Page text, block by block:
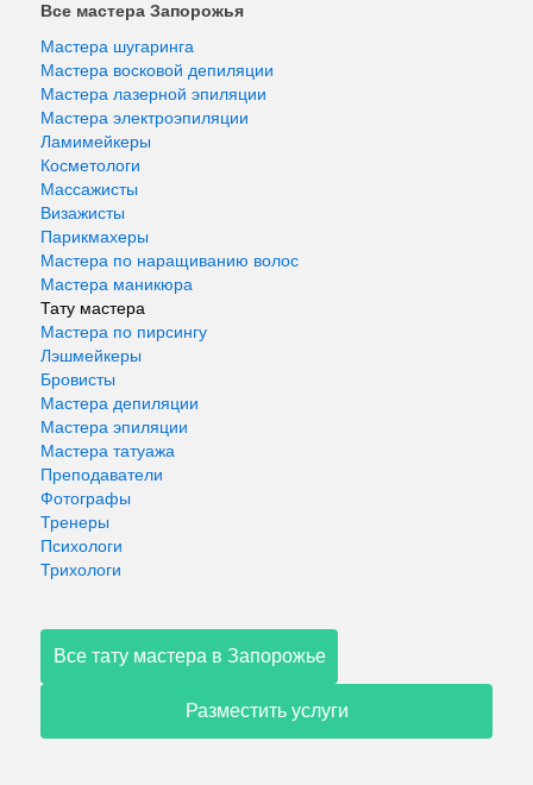
Все мастера Запорожья
Мастера шугаринга
Мастера восковой депиляции
Мастера лазерной эпиляции
Мастера электроэпиляции
Ламимейкеры
Косметологи
Массажисты
Визажисты
Парикмахеры
Мастера по наращиванию волос
Мастера маникюра
Тату мастера
Мастера по пирсингу
Лэшмейкеры
Бровисты
Мастера депиляции
Мастера эпиляции
Мастера татуажа
Преподаватели
Фотографы
Тренеры
Психологи
Трихологи
Все тату мастера в Запорожье
Разместить услуги